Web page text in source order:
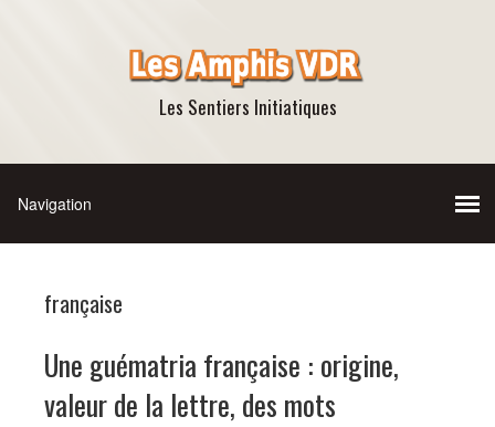
Les Sentiers Initiatiques
française
Une guématria française : origine,
valeur de la lettre, des mots